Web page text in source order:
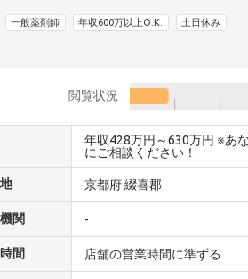
一般薬剤師 年収600万以上O.K. 土日休み
閲覧状況
年収428万円～630万円 ※あ
にご相談ください！
京都府 綴喜郡
関 -
間 店舗の営業時間に準ずる